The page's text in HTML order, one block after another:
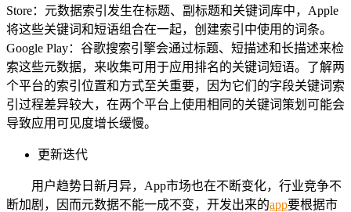
Store：元数据索引发生在标题、副标题和关键词库中，Apple
将这些关键词和短语组合在一起，创建索引中使用的词条。
Google Play：谷歌搜索引擎会通过标题、短描述和长描述来检
索这些元数据，来收集可用于应用排名的关键词短语。了解两
个平台的索引位置和方式至关重要，因为它们的字段关键词索
引过程差异较大，在两个平台上使用相同的关键词策划可能会
导致应用可见度增长缓慢。
更新迭代
用户趋势日新月异，App市场也在不断变化，行业竞争不
断加剧，因而元数据不能一成不变，开发出来的app要根据市